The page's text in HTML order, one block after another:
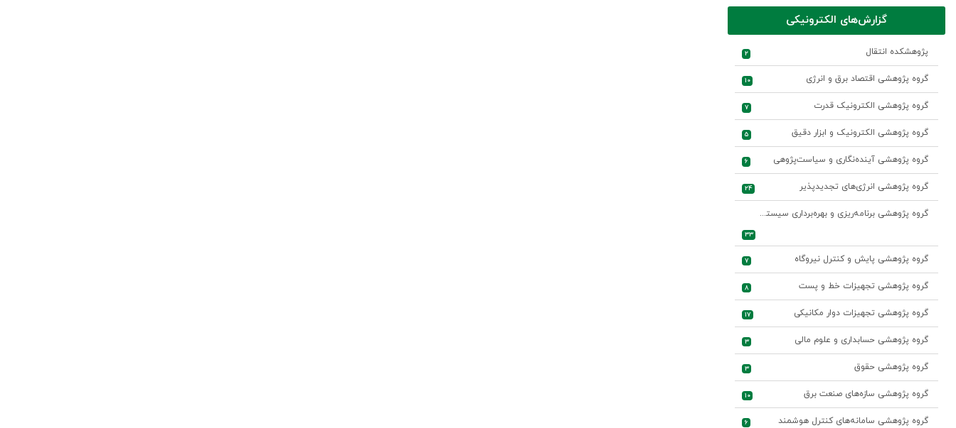
گزارش‌های الکترونیکی
پژوهشکده انتقال 2
گروه پژوهشی اقتصاد برق و انرژی 10
گروه پژوهشی الکترونیک قدرت 7
گروه پژوهشی الکترونیک و ابزار دقیق 5
گروه پژوهشی آینده‌نگاری و سیاست‌پژوهی 6
گروه پژوهشی انرژی‌های تجدیدپذیر 24
گروه پژوهشی برنامه‌ریزی و بهره‌برداری سیستم‌های قدرت
33
گروه پژوهشی پایش و کنترل نیروگاه 7
گروه پژوهشی تجهیزات خط و پست 8
گروه پژوهشی تجهیزات دوار مکانیکی 17
گروه پژوهشی حسابداری و علوم مالی 3
گروه پژوهشی حقوق 3
گروه پژوهشی سازه‌های صنعت برق 10
گروه پژوهشی سامانه‌های کنترل هوشمند 6